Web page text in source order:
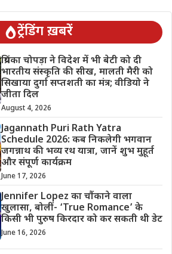
ट्रेंडिंग ख़बरें
प्रियंका चोपड़ा ने विदेश में भी बेटी को दी
भारतीय संस्कृति की सीख, मालती मैरी को
सिखाया दुर्गा सप्तशती का मंत्र; वीडियो ने
जीता दिल
August 4, 2026
Jagannath Puri Rath Yatra
Schedule 2026: कब निकलेगी भगवान
जगन्नाथ की भव्य रथ यात्रा, जानें शुभ मुहूर्त
और संपूर्ण कार्यक्रम
June 17, 2026
Jennifer Lopez का चौंकाने वाला
खुलासा, बोलीं- ‘True Romance’ के
किसी भी पुरुष किरदार को कर सकती थी डेट
June 16, 2026